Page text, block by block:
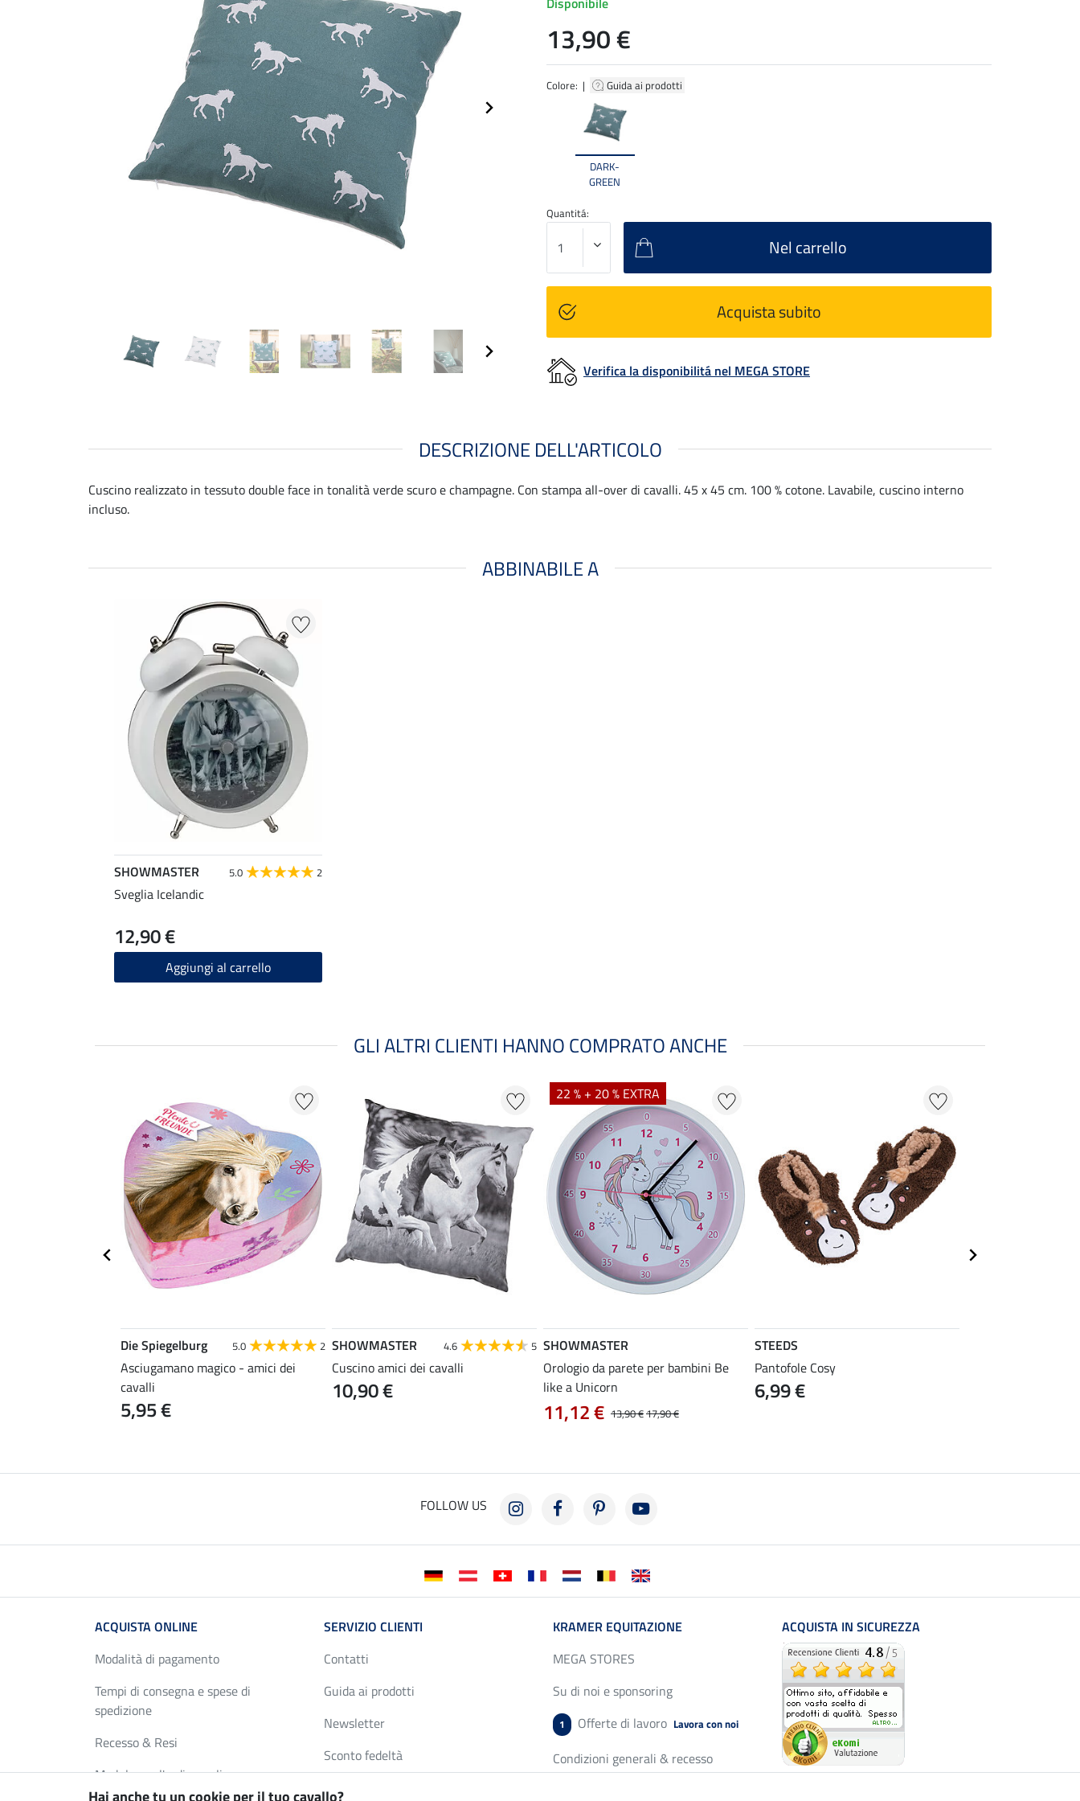
Colore: | Guida ai prodotti
DARK-
GREEN
13,90 €
Quantitá:
Nel carrello
Acquista subito
Verifica la disponibilitá nel MEGA STORE
DESCRIZIONE DELL'ARTICOLO
Cuscino realizzato in tessuto double face in tonalità verde scuro e champagne. Con stampa all-over di cavalli. 45 x 45 cm. 100 % cotone. Lavabile, cuscino interno
incluso.
ABBINABILE A
SHOWMASTER 5.0 2
Sveglia Icelandic
12,90 €
Aggiungi al carrello
GLI ALTRI CLIENTI HANNO COMPRATO ANCHE
Die Spiegelburg 5.0 2
Asciugamano magico - amici dei
cavalli
5,95 €
SHOWMASTER 4.6 5
Cuscino amici dei cavalli
10,90 €
22 % + 20 % EXTRA
SHOWMASTER
Orologio da parete per bambini Be
like a Unicorn
13,90 €17,90 €
11,12 €
STEEDS
Pantofole Cosy
6,99 €
FOLLOW US
ACQUISTA ONLINE
Modalità di pagamento
Tempi di consegna e spese di
spedizione
Recesso & Resi
Modulo per l'ordine online
SERVIZIO CLIENTI
Contatti
Guida ai prodotti
Newsletter
Sconto fedeltà
Tabella delle taglie
KRAMER EQUITAZIONE
MEGA STORES
Su di noi e sponsoring
1 Offerte di lavoro Lavora con noi
Condizioni generali & recesso
ACQUISTA IN SICUREZZA
Hai anche tu un cookie per il tuo cavallo?